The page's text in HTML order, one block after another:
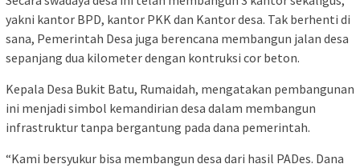
yakni kantor BPD, kantor PKK dan Kantor desa. Tak berhenti di
sana, Pemerintah Desa juga berencana membangun jalan desa
sepanjang dua kilometer dengan kontruksi cor beton.
Kepala Desa Bukit Batu, Rumaidah, mengatakan pembangunan
ini menjadi simbol kemandirian desa dalam membangun
infrastruktur tanpa bergantung pada dana pemerintah.
“Kami bersyukur bisa membangun desa dari hasil PADes. Dana